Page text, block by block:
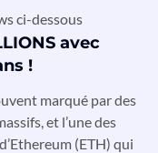
ci-dessous
avec
!
marqué par des
et l’une des
(ETH) qui